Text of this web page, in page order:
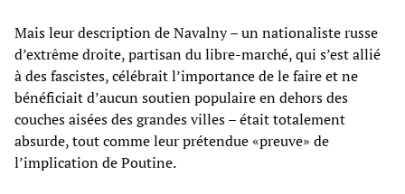
Mais leur description de Navalny – un nationaliste russe
d’extrême droite, partisan du libre-marché, qui s’est allié
à des fascistes, célébrait l’importance de le faire et ne
bénéficiait d’aucun soutien populaire en dehors des
couches aisées des grandes villes – était totalement
absurde, tout comme leur prétendue «preuve» de
l’implication de Poutine.